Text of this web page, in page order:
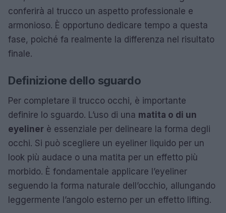
conferirà al trucco un aspetto professionale e
armonioso. È opportuno dedicare tempo a questa
fase, poiché fa realmente la differenza nel risultato
finale.
Definizione dello sguardo
Per completare il trucco occhi, è importante
definire lo sguardo. L’uso di una matita o di un
eyeliner è essenziale per delineare la forma degli
occhi. Si può scegliere un eyeliner liquido per un
look più audace o una matita per un effetto più
morbido. È fondamentale applicare l’eyeliner
seguendo la forma naturale dell’occhio, allungando
leggermente l’angolo esterno per un effetto lifting.